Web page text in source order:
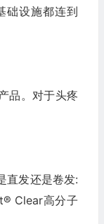
础设施都连到
品。对于头疼
直发还是卷发:
Clear高分子